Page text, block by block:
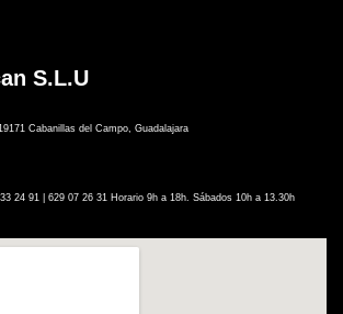
S.L.U
Cabanillas del Campo, Guadalajara
33 24 91 | 629 07 26 31 Horario 9h a 18h. Sábados 10h a 13.30h